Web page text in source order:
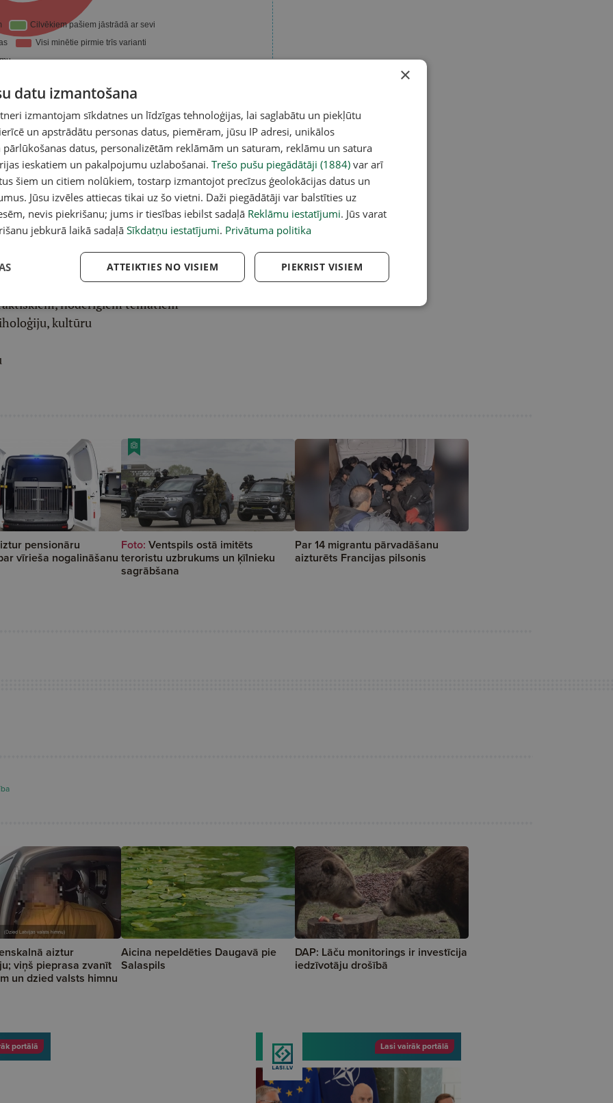
,X,Bluesky ,Draugiem, Threadsvai arīInstagram.
atlasītu noderīgu, praktisku un aktuālu saturu.
šeit.
saņem padziļinātu LASI.LV galvenā redaktora
interviju apkopojumu.
Latvijas Medijužurnālistu un autoru
noderīgiem tematiem
kultūru
pensionāru
vīrieša nogalināšanu
Foto: Ventspils ostā imitēts
teroristu uzbrukums un ķīlnieku
sagrābšana
Par 14 migrantu pārvadāšanu
aizturēts Francijas pilsonis
aiztur
viņš pieprasa zvanīt
un dzied valsts himnu
Aicina nepeldēties Daugavā pie
Salaspils
DAP: Lāču monitorings ir investīcija
iedzīvotāju drošībā
×
datu izmantošana
izmantojam sīkdatnes un līdzīgas tehnoloģijas, lai saglabātu un piekļūtu
un apstrādātu personas datus, piemēram, jūsu IP adresi, unikālos
datus, personalizētām reklāmām un saturam, reklāmu un satura
ieskatiem un pakalpojumu uzlabošanai. Trešo pušu piegādātāji (1884) var arī
šiem un citiem nolūkiem, tostarp izmantojot precīzus ģeolokācijas datus un
Jūsu izvēles attiecas tikai uz šo vietni. Daži piegādātāji var balstīties uz
nevis piekrišanu; jums ir tiesības iebilst sadaļā Reklāmu iestatījumi. Jūs varat
jebkurā laikā sadaļāSīkdatņu iestatījumi. Privātuma politika
PIEKRIST VISIEM
ATTEIKTIES NO VISIEM